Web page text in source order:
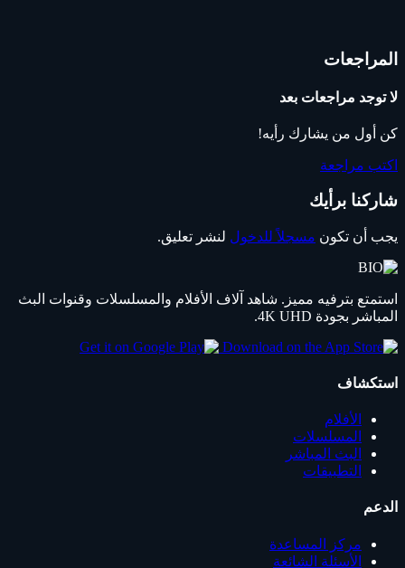
المراجعات
لا توجد مراجعات بعد
كن أول من يشارك رأيه!
اكتب مراجعة
شاركنا برأيك
يجب أن تكون مسجلاً للدخول لنشر تعليق.
استمتع بترفيه مميز. شاهد آلاف الأفلام والمسلسلات وقنوات البث
المباشر بجودة 4K UHD.
استكشاف
الأفلام
المسلسلات
البث المباشر
التطبيقات
الدعم
مركز المساعدة
الأسئلة الشائعة